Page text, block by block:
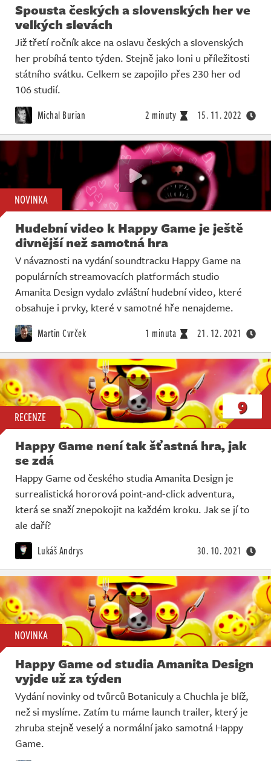
Spousta českých a slovenských her ve
velkých slevách
Již třetí ročník akce na oslavu českých a slovenských
her probíhá tento týden. Stejně jako loni u příležitosti
státního svátku. Celkem se zapojilo přes 230 her od
106 studií.
Michal Burian 2 minuty 15. 11. 2022
NOVINKA
Hudební video k Happy Game je ještě
divnější než samotná hra
V návaznosti na vydání soundtracku Happy Game na
populárních streamovacích platformách studio
Amanita Design vydalo zvláštní hudební video, které
obsahuje i prvky, které v samotné hře nenajdeme.
Martin Cvrček 1 minuta 21. 12. 2021
RECENZE 9
Happy Game není tak šťastná hra, jak
se zdá
Happy Game od českého studia Amanita Design je
surrealistická hororová point-and-click adventura,
která se snaží znepokojit na každém kroku. Jak se jí to
ale daří?
Lukáš Andrys 30. 10. 2021
NOVINKA
Happy Game od studia Amanita Design
vyjde už za týden
Vydání novinky od tvůrců Botaniculy a Chuchla je blíž,
než si myslíme. Zatím tu máme launch trailer, který je
zhruba stejně veselý a normální jako samotná Happy
Game.